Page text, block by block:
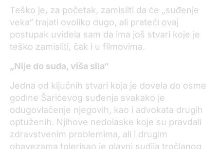
Teško je, za početak, zamisliti da će „suđenje
veka“ trajati ovoliko dugo, ali prateći ovaj
postupak uvidela sam da ima još stvari koje je
teško zamisliti, čak i u filmovima.
„Nije do suda, viša sila“
Jedna od ključnih stvari koja je dovela do osme
godine Šarićevog suđenja svakako je
odugovlačenje njegovih, kao i advokata drugih
optuženih. Njihove nedolaske koje su pravdali
zdravstvenim problemima, ali i drugim
obavezama tolerisao je glavni sudija tročlanog